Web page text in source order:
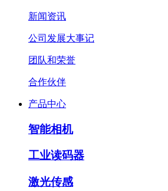
新闻资讯
公司发展大事记
团队和荣誉
合作伙伴
产品中心
智能相机
工业读码器
激光传感